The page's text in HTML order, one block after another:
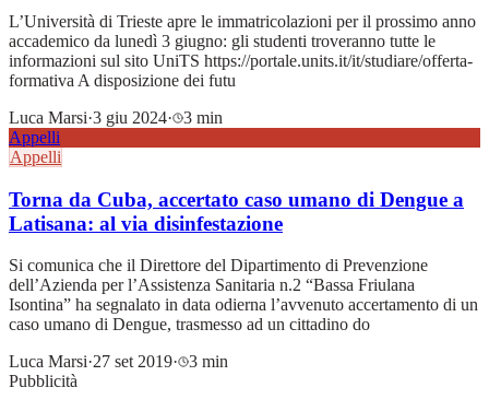
L’Università di Trieste apre le immatricolazioni per il prossimo anno
accademico da lunedì 3 giugno: gli studenti troveranno tutte le
informazioni sul sito UniTS https://portale.units.it/it/studiare/offerta-
formativa A disposizione dei futu
Luca Marsi·3 giu 2024·
3 min
Appelli
Appelli
Torna da Cuba, accertato caso umano di Dengue a
Latisana: al via disinfestazione
Si comunica che il Direttore del Dipartimento di Prevenzione
dell’Azienda per l’Assistenza Sanitaria n.2 “Bassa Friulana
Isontina” ha segnalato in data odierna l’avvenuto accertamento di un
caso umano di Dengue, trasmesso ad un cittadino do
Luca Marsi·27 set 2019·
3 min
Pubblicità